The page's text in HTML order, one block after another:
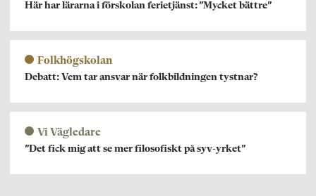
Här har lärarna i förskolan ferietjänst: ”Mycket bättre”
Folkhögskolan
Debatt: Vem tar ansvar när folkbildningen tystnar?
Vi Vägledare
”Det fick mig att se mer filosofiskt på syv-yrket”